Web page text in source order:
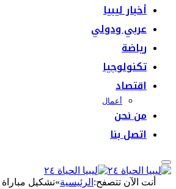
أخبار ليبيا
عربي ودولي
رياضة
تكنولوجيا
اقتصاد
أعمال
من نحن
اتصل بنا
أنت الآن تتصفح:الرئيسية»تشكيل مباراة